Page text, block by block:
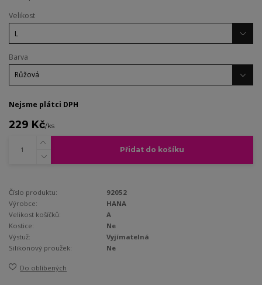
Velikost
Barva
Nejsme plátci DPH
229 Kč/ks
Přidat do košíku
Číslo produktu:
92052
Výrobce:
HANA
Velikost košíčků:
A
Kostice:
Ne
Výstuž:
Vyjímatelná
Silikonový proužek:
Ne
Do oblíbených